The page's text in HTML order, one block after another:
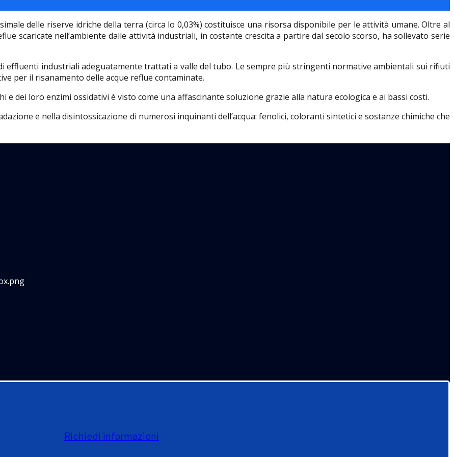
delle riserve idriche della terra (circa lo 0,03%) costituisce una risorsa disponibile per le attività umane. Oltre al
scaricate nell’ambiente dalle attività industriali, in costante crescita a partire dal secolo scorso, ha sollevato serie
effluenti industriali adeguatamente trattati a valle del tubo. Le sempre più stringenti normative ambientali sui rifiuti
per il risanamento delle acque reflue contaminate.
dei loro enzimi ossidativi è visto come una affascinante soluzione grazie alla natura ecologica e ai bassi costi.
e nella disintossicazione di numerosi inquinanti dell’acqua: fenolici, coloranti sintetici e sostanze chimiche che
Richiedi informazioni